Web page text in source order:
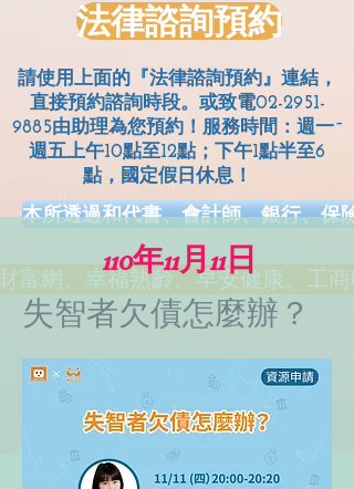
法律諮詢預約
本所透過和代書、會計師、銀行、保
富網、幸福熟齡、早安健康、工
請使用上面的『法律諮詢預約』連結，
直接預約諮詢時段。或致電02-2951-
9885由助理為您預約！服務時間：週一~
週五上午10點至12點；
下午1點半至6
點，國定假日休息！
110年11月11日
失智者欠債怎麼辦？